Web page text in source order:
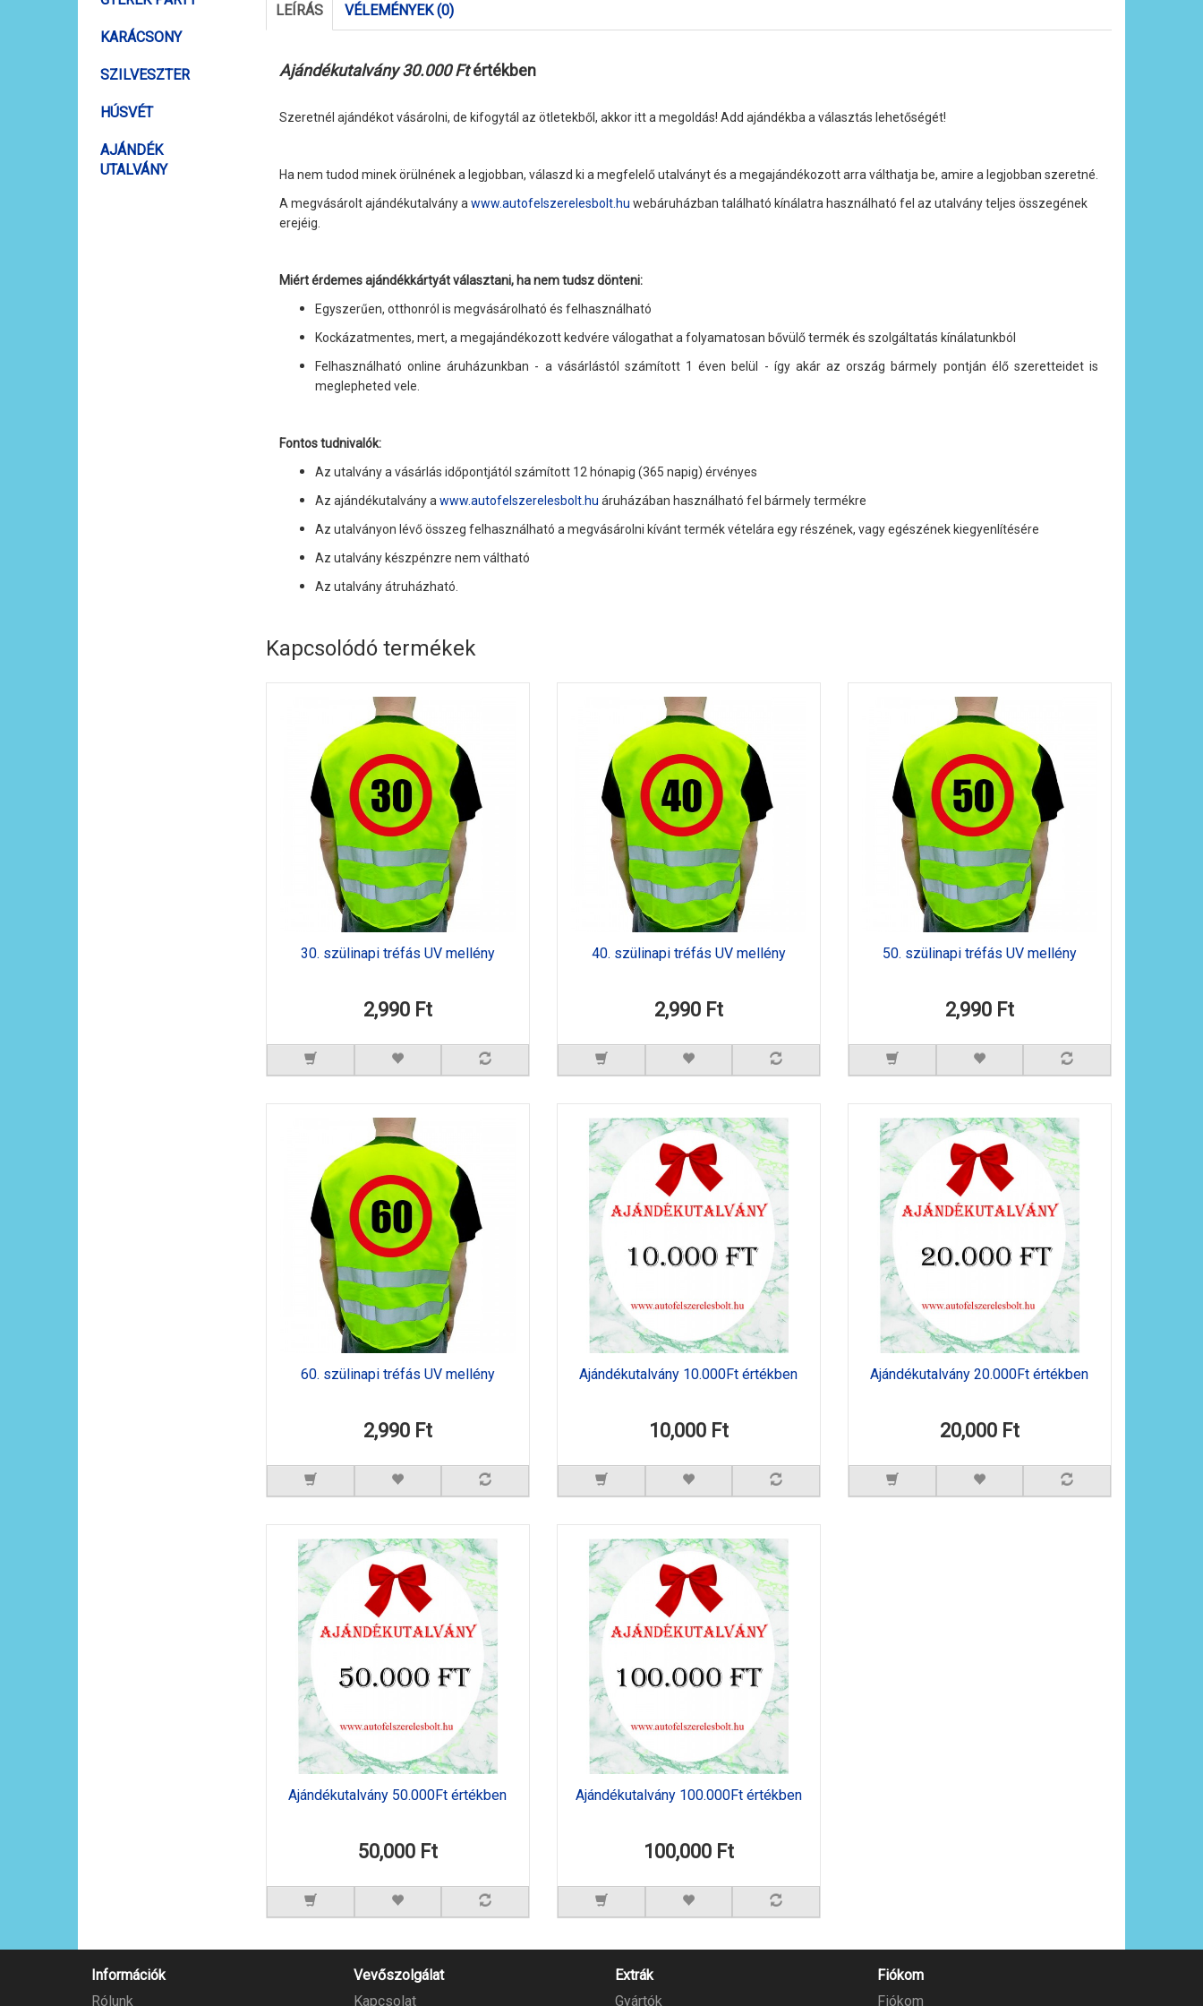
KARÁCSONY
SZILVESZTER
HÚSVÉT
AJÁNDÉK
UTALVÁNY
LEÍRÁS VÉLEMÉNYEK (0)
Ajándékutalvány 30.000 Ftértékben
Szeretnél ajándékot vásárolni, de kifogytál az ötletekből, akkor itt a megoldás! Add ajándékba a választás lehetőségét!
Ha nem tudod minek örülnének a legjobban, válaszd ki a megfelelő utalványt és a megajándékozott arra válthatja be, amire a legjobban szeretné.
A megvásárolt ajándékutalvány a www.autofelszerelesbolt.hu webáruházban található kínálatra használható fel az utalvány teljes összegének
erejéig.
Miért érdemes ajándékkártyát választani, ha nem tudsz dönteni:
Egyszerűen, otthonról is megvásárolható és felhasználható
Kockázatmentes, mert, a megajándékozott kedvére válogathat a folyamatosan bővülő termék és szolgáltatás kínálatunkból
Felhasználható online áruházunkban - a vásárlástól számított 1 éven belül - így akár az ország bármely pontján élő szeretteidet is
meglepheted vele.
Fontos tudnivalók:
Az utalvány a vásárlás időpontjától számított 12 hónapig (365 napig) érvényes
Az ajándékutalvány a www.autofelszerelesbolt.hu áruházában használható fel bármely termékre
Az utalványon lévő összeg felhasználható a megvásárolni kívánt termék vételára egy részének, vagy egészének kiegyenlítésére
Az utalvány készpénzre nem váltható
Az utalvány átruházható.
Kapcsolódó termékek
30. szülinapi tréfás UV mellény
2,990 Ft
40. szülinapi tréfás UV mellény
2,990 Ft
50. szülinapi tréfás UV mellény
2,990 Ft
60. szülinapi tréfás UV mellény
2,990 Ft
Ajándékutalvány 10.000Ft értékben
10,000 Ft
Ajándékutalvány 20.000Ft értékben
20,000 Ft
Ajándékutalvány 50.000Ft értékben
50,000 Ft
Ajándékutalvány 100.000Ft értékben
100,000 Ft
Információk
Rólunk
Vevőszolgálat
Kapcsolat
Extrák
Gyártók
Fiókom
Fiókom